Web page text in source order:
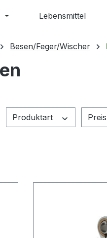
Lebensmittel
Besen/Feger/Wischer
Produktart Preis